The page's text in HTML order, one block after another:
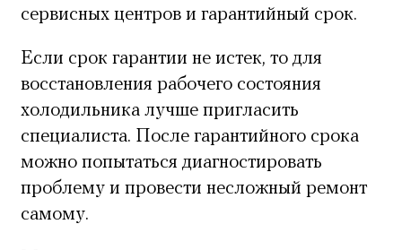
сервисных центров и гарантийный срок.
Если срок гарантии не истек, то для
восстановления рабочего состояния
холодильника лучше пригласить
специалиста. После гарантийного срока
можно попытаться диагностировать
проблему и провести несложный ремонт
самому.